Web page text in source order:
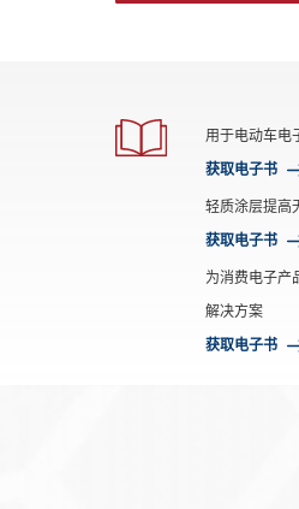
用于电动车电
获取电子书
轻质涂层提高
获取电子书
为消费电子产
解决方案
获取电子书